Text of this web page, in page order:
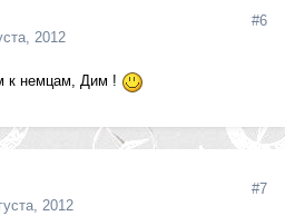
2012
#6
к немцам, Дим !
2012
#7